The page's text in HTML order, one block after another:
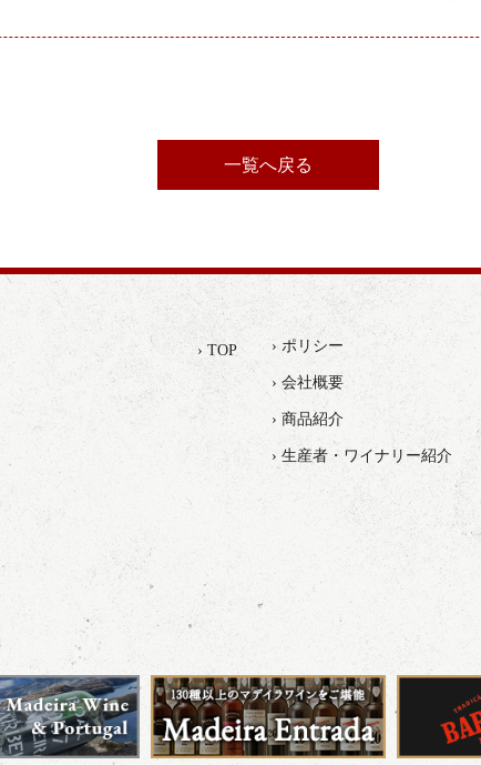
一覧へ戻る
› TOP › ポリシー
› 会社概要
› 商品紹介
› 生産者・ワイナリー紹介